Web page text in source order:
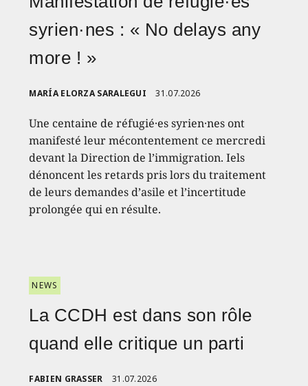
syrien·nes : « No delays any
more ! »
MARÍA ELORZA SARALEGUI 31.07.2026
Une centaine de réfugié·es syrien·nes ont
manifesté leur mécontentement ce mercredi
devant la Direction de l’immigration. Iels
dénoncent les retards pris lors du traitement
de leurs demandes d’asile et l’incertitude
prolongée qui en résulte.
NEWS
La CCDH est dans son rôle
quand elle critique un parti
FABIEN GRASSER 31.07.2026